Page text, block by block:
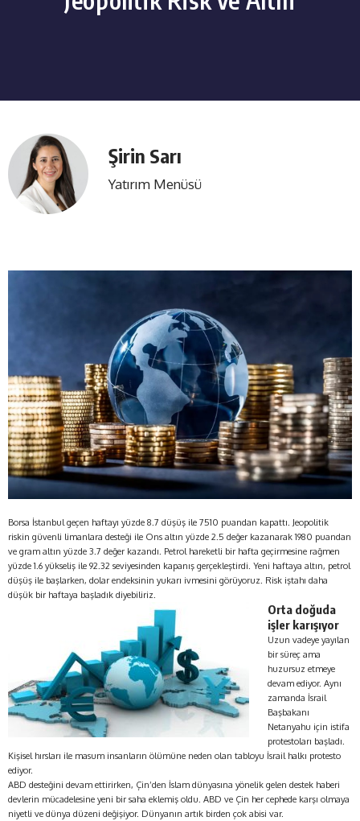
Şirin Sarı
Yatırım Menüsü
Borsa İstanbul geçen haftayı yüzde 8.7 düşüş ile 7510 puandan kapattı. Jeopolitik
riskin güvenli limanlara desteği ile Ons altın yüzde 2.5 değer kazanarak 1980 puandan
ve gram altın yüzde 3.7 değer kazandı. Petrol hareketli bir hafta geçirmesine rağmen
yüzde 1.6 yükseliş ile 92.32 seviyesinden kapanış gerçekleştirdi. Yeni haftaya altın, petrol
düşüş ile başlarken, dolar endeksinin yukarı ivmesini görüyoruz. Risk iştahı daha
düşük bir haftaya başladık diyebiliriz.
Orta doğuda
işler karışıyor
Uzun vadeye yayılan
bir süreç ama
huzursuz etmeye
devam ediyor. Aynı
zamanda İsrail
Başbakanı
Netanyahu için istifa
protestoları başladı.
Kişisel hırsları ile masum insanların ölümüne neden olan tabloyu İsrail halkı protesto
ediyor.
ABD desteğini devam ettirirken, Çin’den İslam dünyasına yönelik gelen destek haberi
devlerin mücadelesine yeni bir saha eklemiş oldu. ABD ve Çin her cephede karşı olmaya
niyetli ve dünya düzeni değişiyor. Dünyanın artık birden çok abisi var.